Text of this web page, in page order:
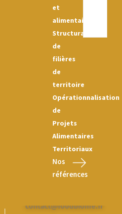
et
alimentaires
Structuration
de
filières
de
territoire
Opérationnalisation
de
Projets
Alimentaires
Territoriaux
Nos
références
contact@foodbiome.fr